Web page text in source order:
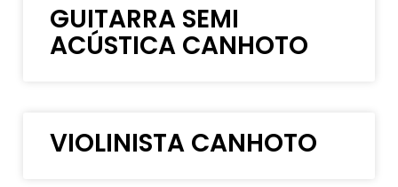
GUITARRA SEMI
ACÚSTICA CANHOTO
VIOLINISTA CANHOTO